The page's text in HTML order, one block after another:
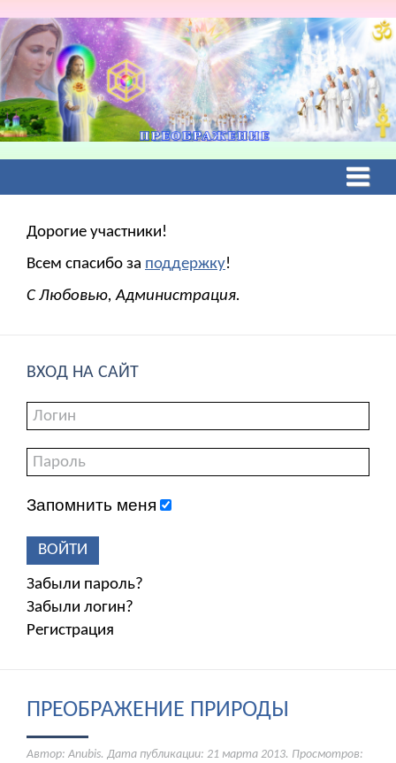
Дорогие участники!
Всем спасибо за поддержку!
С Любовью, Администрация.
ВХОД НА САЙТ
Запомнить меня
ВОЙТИ
Забыли пароль?
Забыли логин?
Регистрация
ПРЕОБРАЖЕНИЕ ПРИРОДЫ
Автор: Anubis. Дата публикации: 21 марта 2013. Просмотров: